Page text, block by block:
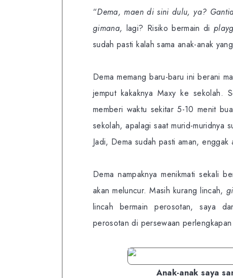
WhatsApp
“Dema, maen di sini dulu, ya?
gimana, lagi? Risiko bermain di
sudah pasti kalah sama anak-anak
Dema memang baru-baru ini berani
jemput kakaknya Maxy ke sekolah.
memberi waktu sekitar 5-10 menit
sekolah, apalagi saat murid-muridnya
Jadi, Dema sudah pasti aman,
Dema nampaknya menikmati sekali
akan meluncur. Masih kurang lincah,
lincah bermain perosotan, saya
perosotan di persewaan
Anak-anak saya